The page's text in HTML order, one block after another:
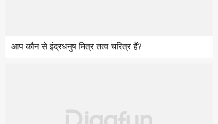
आप कौन से इंद्रधनुष मित्र तत्व चरित्र हैं?